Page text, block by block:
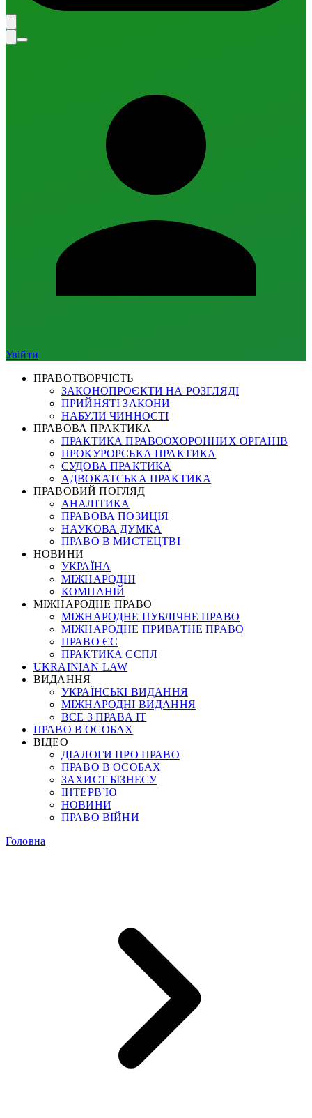
Увійти
ПРАВОТВОРЧІСТЬ
ЗАКОНОПРОЄКТИ НА РОЗГЛЯДІ
ПРИЙНЯТІ ЗАКОНИ
НАБУЛИ ЧИННОСТІ
ПРАВОВА ПРАКТИКА
ПРАКТИКА ПРАВООХОРОННИХ ОРГАНІВ
ПРОКУРОРСЬКА ПРАКТИКА
СУДОВА ПРАКТИКА
АДВОКАТСЬКА ПРАКТИКА
ПРАВОВИЙ ПОГЛЯД
АНАЛІТИКА
ПРАВОВА ПОЗИЦІЯ
НАУКОВА ДУМКА
ПРАВО В МИСТЕЦТВІ
НОВИНИ
УКРАЇНА
МІЖНАРОДНІ
КОМПАНІЙ
МІЖНАРОДНЕ ПРАВО
МІЖНАРОДНЕ ПУБЛІЧНЕ ПРАВО
МІЖНАРОДНЕ ПРИВАТНЕ ПРАВО
ПРАВО ЄС
ПРАКТИКА ЄСПЛ
UKRAINIAN LAW
ВИДАННЯ
УКРАЇНСЬКІ ВИДАННЯ
МІЖНАРОДНІ ВИДАННЯ
ВСЕ З ПРАВА ІТ
ПРАВО В ОСОБАХ
ВІДЕО
ДІАЛОГИ ПРО ПРАВО
ПРАВО В ОСОБАХ
ЗАХИСТ БІЗНЕСУ
ІНТЕРВ`Ю
НОВИНИ
ПРАВО ВІЙНИ
Головна